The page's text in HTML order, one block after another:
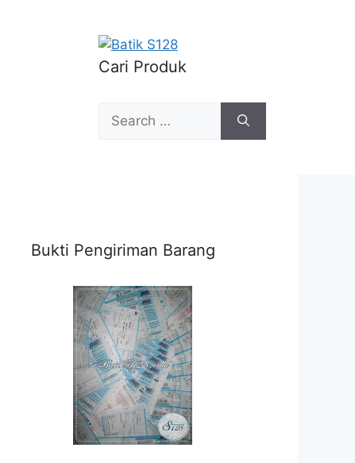
Cari Produk
Search
for:
Bukti Pengiriman Barang